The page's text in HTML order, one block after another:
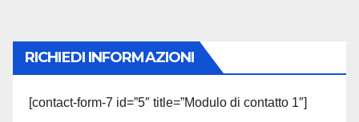
articoli
RICHIEDI INFORMAZIONI
[contact-form-7 id=”5″ title=”Modulo di contatto 1″]